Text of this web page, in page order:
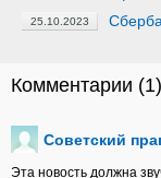
25.10.2023
Комментарии (1
Советский
Эта новость должна